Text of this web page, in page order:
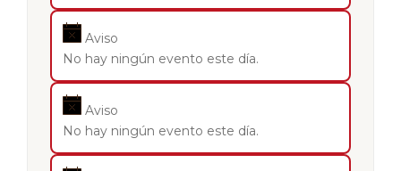
Aviso
No hay ningún evento este día.
Aviso
No hay ningún evento este día.